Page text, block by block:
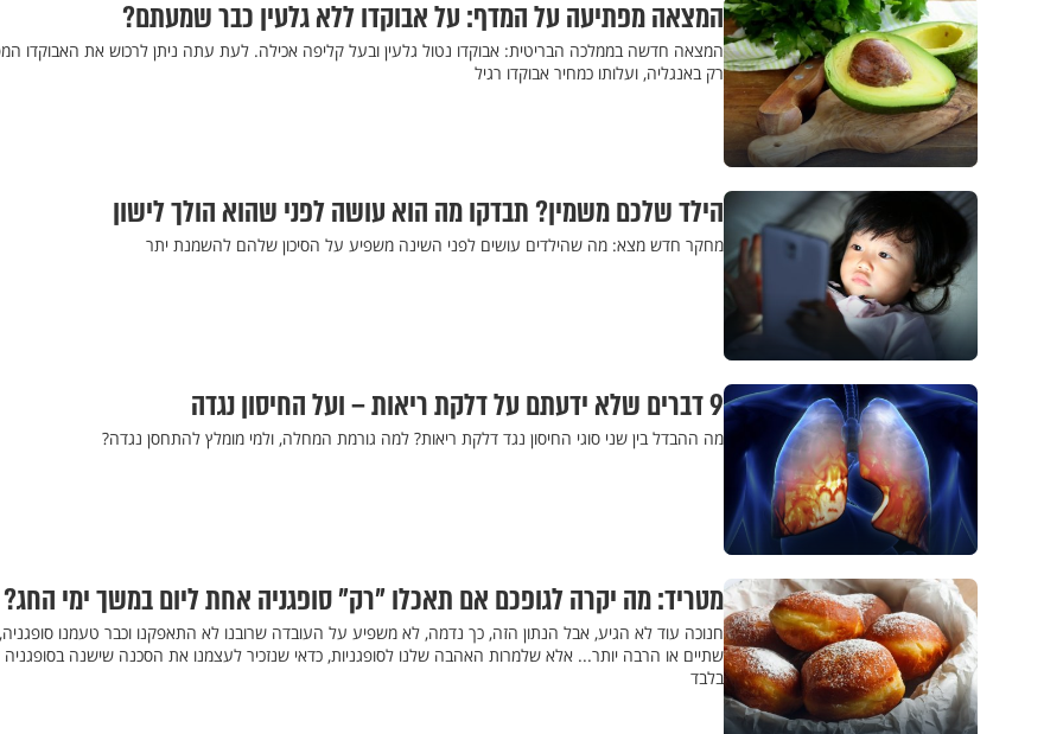
המצאה מפתיעה על המדף: על אבוקדו ללא גלעין כבר שמעתם?
המצאה חדשה בממלכה הבריטית: אבוקדו נטול גלעין ובעל קליפה אכילה. לעת עתה ניתן לרכוש את האבוקדו
רק באנגליה, ועלותו כמחיר אבוקדו רגיל
הילד שלכם משמין? תבדקו מה הוא עושה לפני שהוא הולך לישון
מחקר חדש מצא: מה שהילדים עושים לפני השינה משפיע על הסיכון שלהם להשמנת יתר
9 דברים שלא ידעתם על דלקת ריאות – ועל החיסון נגדה
מה ההבדל בין שני סוגי החיסון נגד דלקת ריאות? למה גורמת המחלה, ולמי מומלץ להתחסן נגדה?
מטריד: מה יקרה לגופכם אם תאכלו "רק" סופגניה אחת ליום במשך ימי החג?
חנוכה עוד לא הגיע, אבל הנתון הזה, כך נדמה, לא משפיע על העובדה שרובנו לא התאפקנו וכבר טעמנו סופגניה,
שתיים או הרבה יותר... אלא שלמרות האהבה שלנו לסופגניות, כדאי שנזכיר לעצמנו את הסכנה שישנה
בלבד